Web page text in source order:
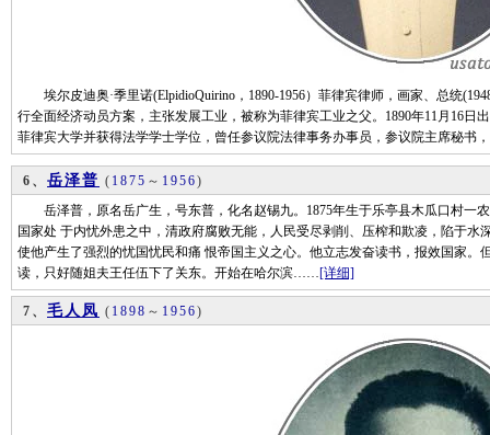
埃尔皮迪奥·季里诺(ElpidioQuirino，1890-1956）菲律宾律师，画家、总统
行全面经济动员方案，主张发展工业，被称为菲律宾工业之父。1890年11月16日
菲律宾大学并获得法学学士学位，曾任参议院法律事务办事员，参议院主席秘
6、 岳泽普 ( 1875 ～ 1956)
岳泽普，原名岳广生，号东普，化名赵锡九。1875年生于乐亭县木瓜口村一
国家处 于内忧外患之中，清政府腐败无能，人民受尽剥削、压榨和欺凌，陷于
使他产生了强烈的忧国忧民和痛 恨帝国主义之心。他立志发奋读书，报效国家。
读，只好随姐夫王任伍下了关东。开始在哈尔滨……[详细]
7、 毛人凤 ( 1898 ～ 1956)